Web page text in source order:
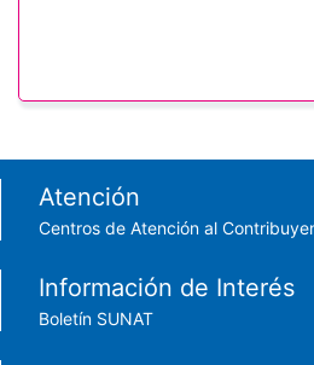
Footer menu
Atención
Centros de Atención al
Información de Interés
Boletín SUNAT